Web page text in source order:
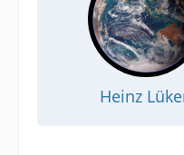
Heinz